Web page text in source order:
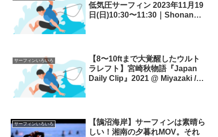
低気圧サーフィン 2023年11月19
日(日)10:30〜11:30｜Shonan
サーフィンいろいろ
【8〜10ftまで大覚醒したウルト
ラレフト】宮崎秋物語『Japan
Daily Clip』2021 @ Miyazaki /
サーフィンいろいろ
【鵠沼海岸】サーフィンは素晴ら
しい！湘南の夕暮れMOV。それ